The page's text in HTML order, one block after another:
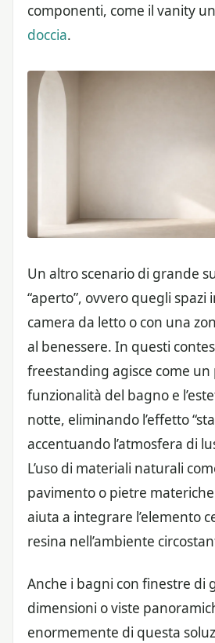
componenti, come il vanity
doccia.
Un altro scenario di grande
“aperto”, ovvero quegli spazi
camera da letto o con una
al benessere. In questi
freestanding agisce come un
funzionalità del bagno e
notte, eliminando l’effetto
accentuando l’atmosfera di
L’uso di materiali naturali
pavimento o pietre
aiuta a integrare l’elemento
resina nell’ambiente
Anche i bagni con finestre di
dimensioni o viste
enormemente di questa